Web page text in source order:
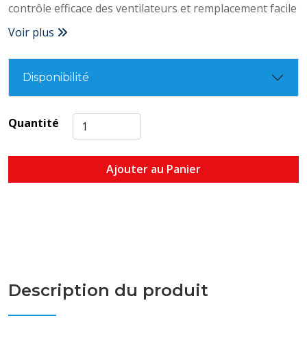
contrôle efficace des ventilateurs et remplacement facile
Voir plus
Disponibilité
Quantité
Ajouter au Panier
Description du produit